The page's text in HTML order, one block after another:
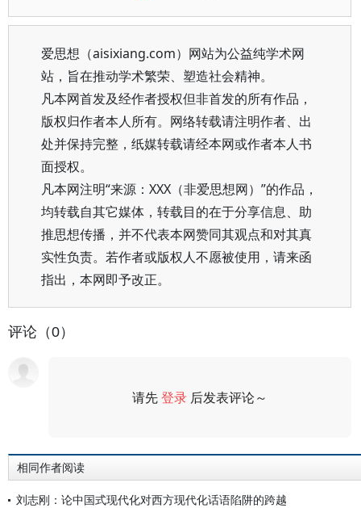
爱思想（aisixiang.com）网站为公益纯学术网
站，旨在推动学术繁荣、塑造社会精神。
凡本网首发及经作者授权但非首发的所有作品，
版权归作者本人所有。网络转载请注明作者、出
处并保持完整，纸媒转载请经本网或作者本人书
面授权。
凡本网注明“来源：XXX（非爱思想网）”的作品，
均转载自其它媒体，转载目的在于分享信息、助
推思想传播，并不代表本网赞同其观点和对其真
实性负责。若作者或版权人不愿被使用，请来函
指出，本网即予改正。
评论（0）
请先登录 后发表评论～
相同作者阅读
刘志刚：论中国式现代化对西方现代化话语陷阱的跨越